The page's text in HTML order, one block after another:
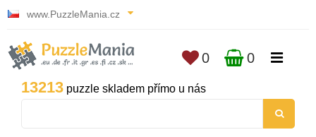
www.PuzzleMania.cz
13213 puzzle skladem přímo u nás
0 0